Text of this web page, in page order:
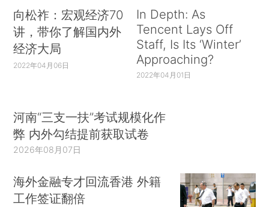
向松祚：宏观经济70
讲，带你了解国内外
经济大局
2022年04月06日
In Depth: As
Tencent Lays Off
Staff, Is Its ‘Winter’
Approaching?
2022年04月01日
河南“三支一扶”考试规模化作
弊 内外勾结提前获取试卷
2026年08月07日
海外金融专才回流香港 外籍
工作签证翻倍